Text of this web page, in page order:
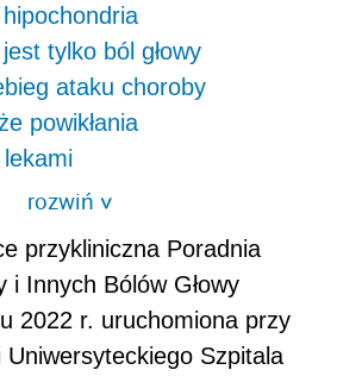
tylko ból głowy
ataku choroby
powikłania
rozwiń>
przykliniczna Poradnia
i Innych Bólów Głowy
2022 r. uruchomiona przy
Uniwersyteckiego Szpitala